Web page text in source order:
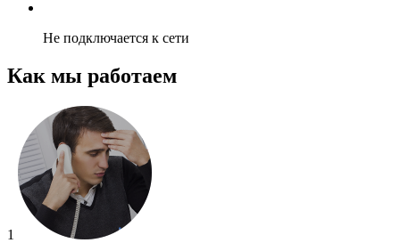
Не подключается к сети
Как мы работаем
1